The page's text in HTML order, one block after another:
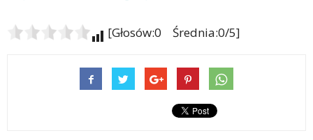
[Głosów:0 Średnia:0/5]